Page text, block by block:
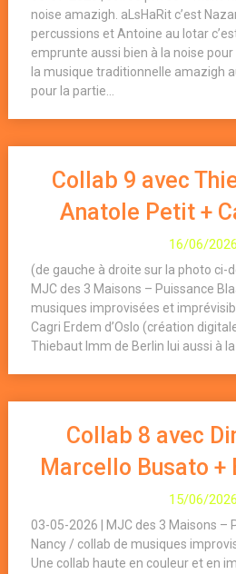
noise amazigh. aLsHaRit c’est
percussions et Antoine au lotar
emprunte aussi bien à la noise pour
la musique traditionnelle amazigh
pour la partie...
Collab 9 avec
Anatole Petit +
16/06/2026
(de gauche à droite sur la photo ci-
MJC des 3 Maisons – Puissance
musiques improvisées et
Cagri Erdem d’Oslo (création
Thiebaut Imm de Berlin lui aussi à la
Collab 8 avec
Marcello Busato +
15/06/2026
03-05-2026 | MJC des 3 Maisons –
Nancy / collab de musiques
Une collab haute en couleur et en